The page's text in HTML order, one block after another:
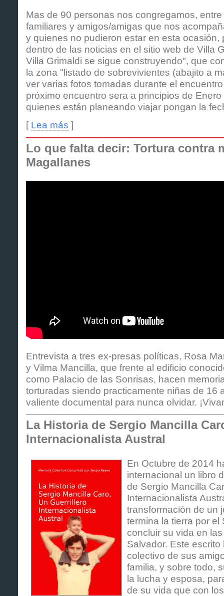
Mas de 90 personas nos congregamos,
familiares y amigos/amigas que nos
y quienes no pudieron estar en esta ocasión,
dentro de las noticias en el sitio web de Villa
Villa Grimaldi se sigue construyendo", que
la zona "listado de sobrevivientes (abajito a
ver varias fotos tomadas durante el
próximo encuentro sera a principios de
quienes están planeando viajar pongan la
[ Lea más ]
Lo que falta decir: Tortura contra
Magallanes
Entrevista a tres ex-presas políticas, Rosa
y Vilma Mancilla, que frente al edificio
como Palacio de las Sonrisas, hacen
torturadas siendo practicamente niñas de 16
valiente documental para nunca olvidar.
La Historia de Sergio Mancilla
Internacionalista Austral
En Octubre de 2014
internacional un libro
de Sergio Mancilla
Internacionalista
transformación de un
termina la tierra por
concluir su vida en
Salvador. Este
colectivo de sus
familia, y sobre todo,
la lucha y esposa,
de su vida que con